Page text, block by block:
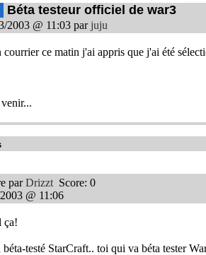
Béta testeur officiel de war3
2003 @ 11:03 parjuju
ce matin j'ai appris que j'ai été
parDrizzt Score: 0
@ 11:06
ça!
béta-testé StarCraft.. toi qui va béta tester